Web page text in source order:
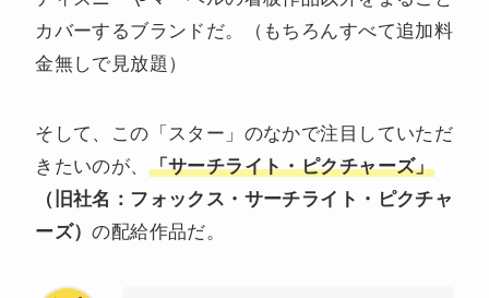
カバーするブランドだ。（もちろんすべて追加料
金無しで見放題）
そして、この「スター」のなかで注目していただ
きたいのが、 「サーチライト・ピクチャーズ」
（旧社名：フォックス・サーチライト・ピクチャ
ーズ）の配給作品だ。